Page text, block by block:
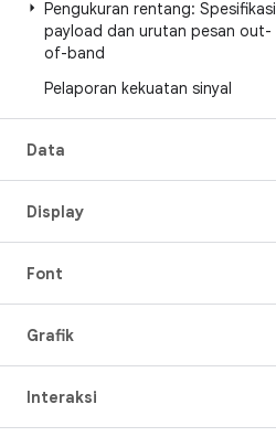
Pengukuran rentang: Spesifikasi
payload dan urutan pesan out-
of-band
Pelaporan kekuatan sinyal
Data
Display
Font
Grafik
Interaksi